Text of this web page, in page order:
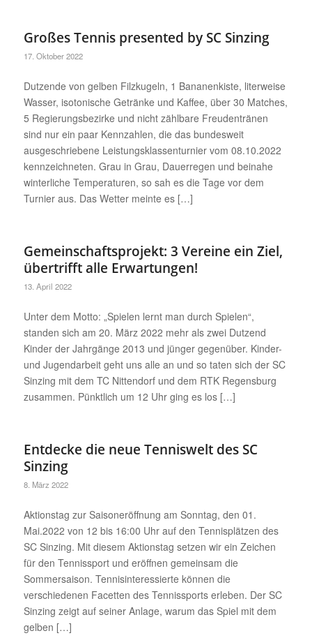
Großes Tennis presented by SC Sinzing
17. Oktober 2022
Dutzende von gelben Filzkugeln, 1 Bananenkiste, literweise
Wasser, isotonische Getränke und Kaffee, über 30 Matches,
5 Regierungsbezirke und nicht zählbare Freudentränen
sind nur ein paar Kennzahlen, die das bundesweit
ausgeschriebene Leistungsklassenturnier vom 08.10.2022
kennzeichneten. Grau in Grau, Dauerregen und beinahe
winterliche Temperaturen, so sah es die Tage vor dem
Turnier aus. Das Wetter meinte es […]
Gemeinschaftsprojekt: 3 Vereine ein Ziel,
übertrifft alle Erwartungen!
13. April 2022
Unter dem Motto: „Spielen lernt man durch Spielen“,
standen sich am 20. März 2022 mehr als zwei Dutzend
Kinder der Jahrgänge 2013 und jünger gegenüber. Kinder-
und Jugendarbeit geht uns alle an und so taten sich der SC
Sinzing mit dem TC Nittendorf und dem RTK Regensburg
zusammen. Pünktlich um 12 Uhr ging es los […]
Entdecke die neue Tenniswelt des SC
Sinzing
8. März 2022
Aktionstag zur Saisoneröffnung am Sonntag, den 01.
Mai.2022 von 12 bis 16:00 Uhr auf den Tennisplätzen des
SC Sinzing. Mit diesem Aktionstag setzen wir ein Zeichen
für den Tennissport und eröffnen gemeinsam die
Sommersaison. Tennisinteressierte können die
verschiedenen Facetten des Tennissports erleben. Der SC
Sinzing zeigt auf seiner Anlage, warum das Spiel mit dem
gelben […]